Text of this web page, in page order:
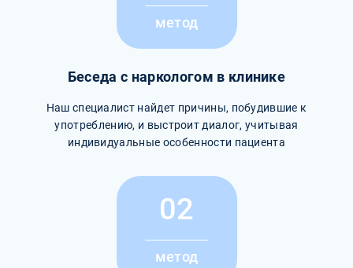
метод
Беседа с наркологом в клинике
Наш специалист найдет причины, побудившие к
употреблению, и выстроит диалог, учитывая
индивидуальные особенности пациента
02
метод